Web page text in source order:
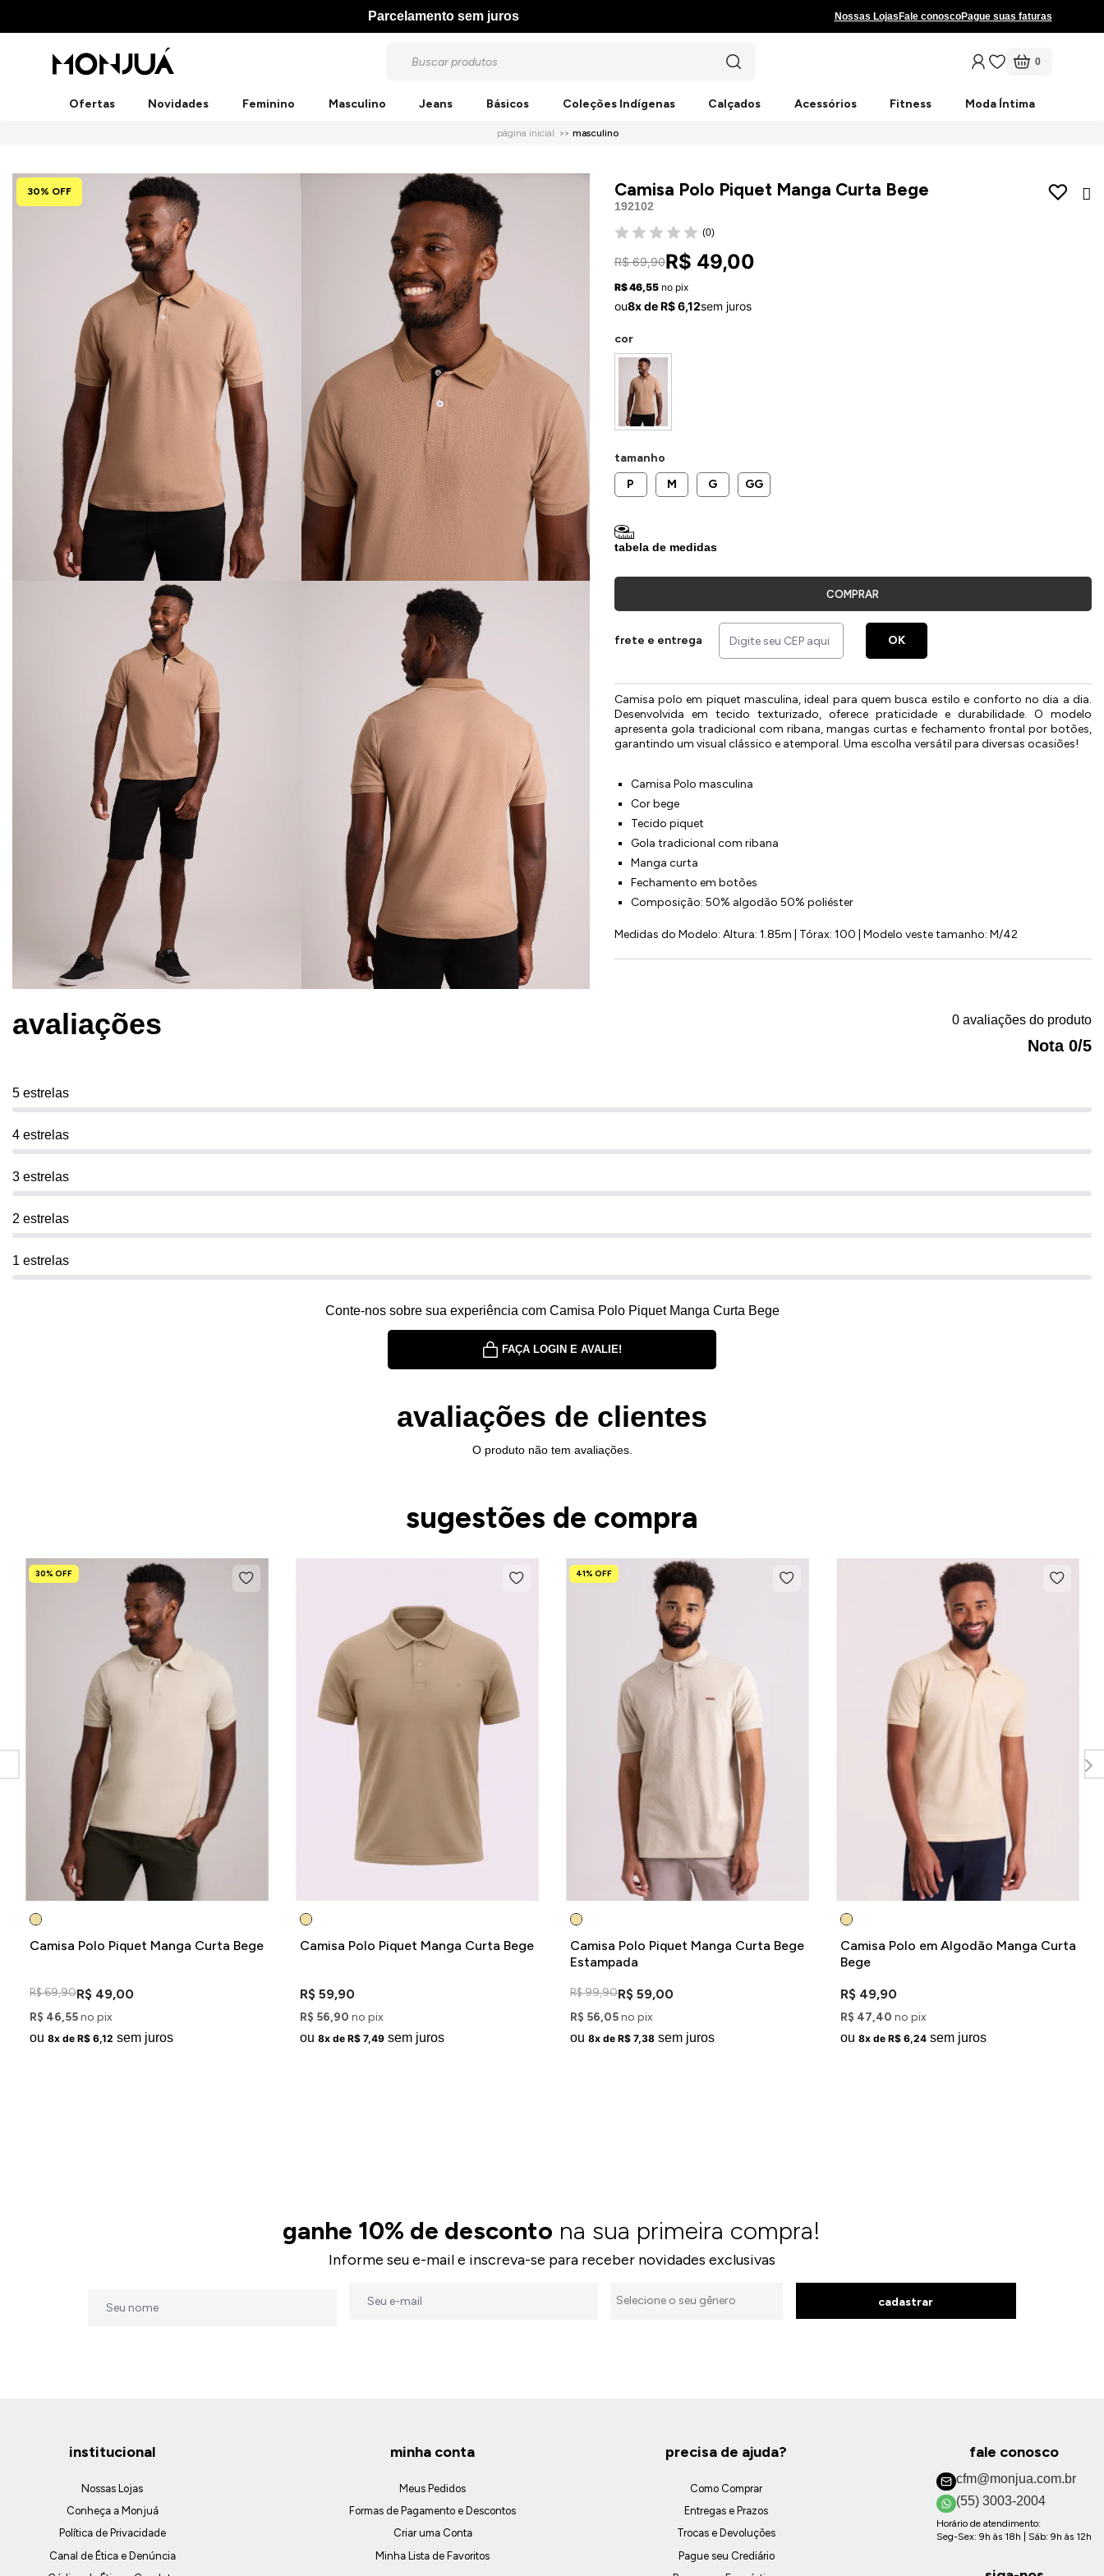
Parcelamento sem juros Nossas Lojas Fale conoscoPague suas faturas
0
Ofertas Novidades Feminino Masculino Jeans Básicos Coleções Indígenas Calçados Acessórios Fitness Moda Íntima
página inicial masculino
30% OFF Camisa Polo Piquet Manga Curta Bege
192102
(0)
R$ 69,90R$ 49,00
R$ 46,55 no pix
ou8x de R$ 6,12sem juros
cor
tamanho
P
M G GG
tabela de medidas
COMPRAR
frete e entrega OK
Camisa polo em piquet masculina, ideal para quem busca estilo e conforto no dia a dia.
Desenvolvida em tecido texturizado, oferece praticidade e durabilidade. O modelo
apresenta gola tradicional com ribana, mangas curtas e fechamento frontal por botões,
garantindo um visual clássico e atemporal. Uma escolha versátil para diversas ocasiões!
Camisa Polo masculina
Cor bege
Tecido piquet
Gola tradicional com ribana
Manga curta
Fechamento em botões
Composição: 50% algodão 50% poliéster
Medidas do Modelo: Altura: 1.85m | Tórax: 100 | Modelo veste tamanho: M/42
avaliações 0 avaliações do produto
Nota 0/5
5 estrelas
4 estrelas
3 estrelas
2 estrelas
1 estrelas
Conte-nos sobre sua experiência com Camisa Polo Piquet Manga Curta Bege
FAÇA LOGIN E AVALIE!
avaliações de clientes
O produto não tem avaliações.
sugestões de compra
30% OFF
Camisa Polo Piquet Manga Curta Bege
R$ 69,90R$ 49,00
R$ 46,55no pix
ou8x de R$ 6,12 sem juros
Camisa Polo Piquet Manga Curta Bege
R$ 59,90
R$ 56,90 no pix
ou8x de R$ 7,49 sem juros
41% OFF
Camisa Polo Piquet Manga Curta Bege
Estampada
R$ 99,90R$ 59,00
R$ 56,05no pix
ou8x de R$ 7,38 sem juros
Camisa Polo em Algodão Manga Curta
Bege
R$ 49,90
R$ 47,40 no pix
ou8x de R$ 6,24 sem juros
ganhe 10% de desconto na sua primeira compra!
Informe seu e-mail e inscreva-se para receber novidades exclusivas
cadastrar
institucional
Nossas Lojas
Conheça a Monjuá
Política de Privacidade
Canal de Ética e Denúncia
minha conta
Meus Pedidos
Formas de Pagamento e Descontos
Criar uma Conta
Minha Lista de Favoritos
precisa de ajuda?
Como Comprar
Entregas e Prazos
Trocas e Devoluções
Pague seu Crediário
fale conosco
cfm@monjua.com.br
(55) 3003-2004
Horário de atendimento:
Seg-Sex: 9h às 18h | Sáb: 9h às 12h